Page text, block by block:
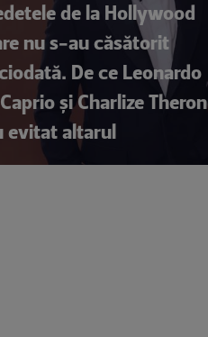
de la Hollywood
nu s-au căsătorit
De ce Leonardo
și Charlize Theron
evitat altarul